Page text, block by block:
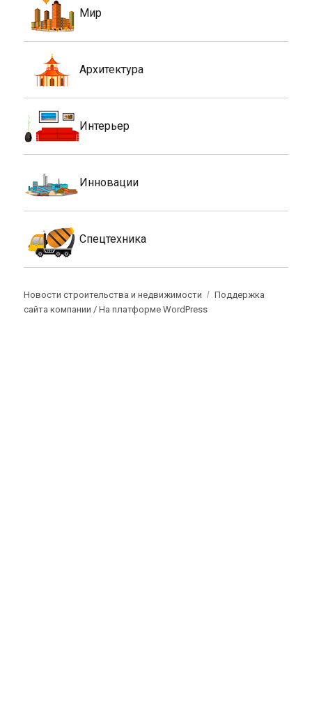
Мир
Архитектура
Интерьер
Инновации
Спецтехника
Новости строительства и недвижимости
Поддержка
сайта компании /На платформе WordPress